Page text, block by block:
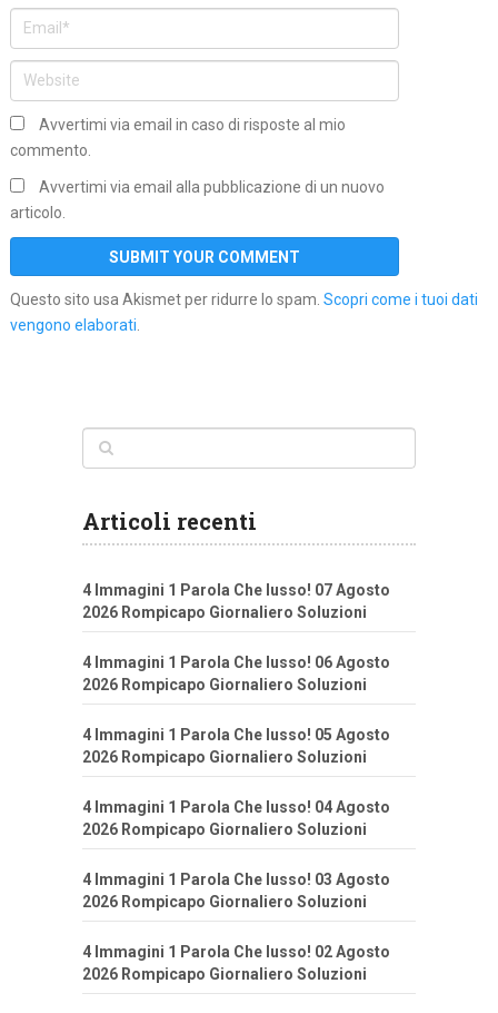
Avvertimi via email in caso di risposte al mio
commento.
Avvertimi via email alla pubblicazione di un nuovo
articolo.
Questo sito usa Akismet per ridurre lo spam. Scopri come i tuoi dati
vengono elaborati
Articoli recenti
4 Immagini 1 Parola Che lusso! 07 Agosto
2026 Rompicapo Giornaliero Soluzioni
4 Immagini 1 Parola Che lusso! 06 Agosto
2026 Rompicapo Giornaliero Soluzioni
4 Immagini 1 Parola Che lusso! 05 Agosto
2026 Rompicapo Giornaliero Soluzioni
4 Immagini 1 Parola Che lusso! 04 Agosto
2026 Rompicapo Giornaliero Soluzioni
4 Immagini 1 Parola Che lusso! 03 Agosto
2026 Rompicapo Giornaliero Soluzioni
4 Immagini 1 Parola Che lusso! 02 Agosto
2026 Rompicapo Giornaliero Soluzioni